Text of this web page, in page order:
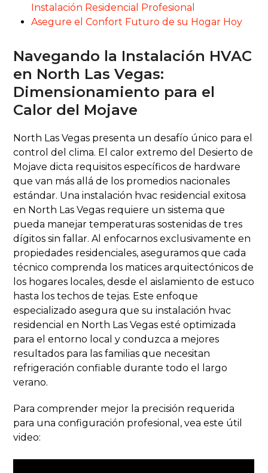
Instalación Residencial Profesional
Asegure el Confort Futuro de su Hogar Hoy
Navegando la Instalación HVAC
en North Las Vegas:
Dimensionamiento para el
Calor del Mojave
North Las Vegas presenta un desafío único para el
control del clima. El calor extremo del Desierto de
Mojave dicta requisitos específicos de hardware
que van más allá de los promedios nacionales
estándar. Una instalación hvac residencial exitosa
en North Las Vegas requiere un sistema que
pueda manejar temperaturas sostenidas de tres
dígitos sin fallar. Al enfocarnos exclusivamente en
propiedades residenciales, aseguramos que cada
técnico comprenda los matices arquitectónicos de
los hogares locales, desde el aislamiento de estuco
hasta los techos de tejas. Este enfoque
especializado asegura que su instalación hvac
residencial en North Las Vegas esté optimizada
para el entorno local y conduzca a mejores
resultados para las familias que necesitan
refrigeración confiable durante todo el largo
verano.
Para comprender mejor la precisión requerida
para una configuración profesional, vea este útil
video: